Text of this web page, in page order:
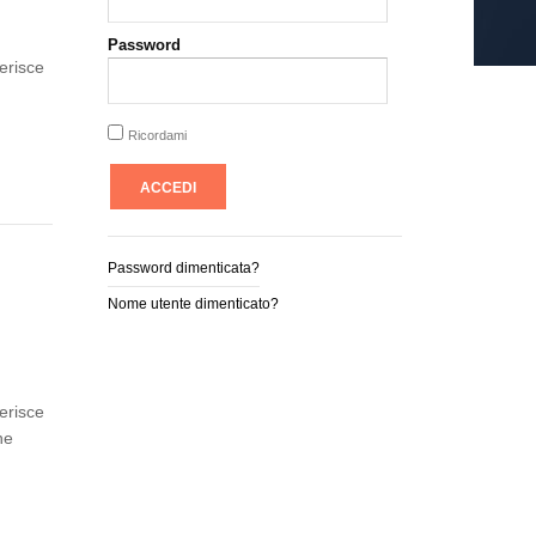
Password
Ricordami
Password dimenticata?
Nome utente dimenticato?